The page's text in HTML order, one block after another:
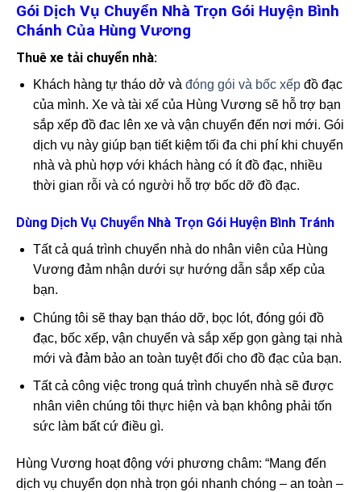
Gói Dịch Vụ Chuyển Nhà Trọn Gói Huyện Bình
Chánh Của Hùng Vương
Thuê xe tải chuyển nhà:
Khách hàng tự tháo dở và đóng gói và bốc xếpđồ đạc
của mình. Xe và tài xế của Hùng Vương sẽ hỗ trợ bạn
sắp xếp đồ đac lên xe và vận chuyển đến nơi mới. Gói
dịch vụ này giúp bạn tiết kiệm tối đa chi phí khi chuyển
nhà và phù hợp với khách hàng có ít đồ đạc, nhiều
thời gian rỗi và có người hỗ trợ bốc dỡ đồ đạc.
Dùng Dịch Vụ Chuyển Nhà Trọn Gói Huyện Bình Tránh
Tất cả quá trình chuyển nhà do nhân viên của Hùng
Vương đảm nhận dưới sự hướng dẫn sắp xếp của
bạn.
Chúng tôi sẽ thay bạn tháo dỡ, bọc lót, đóng gói đồ
đạc, bốc xếp, vận chuyển và sắp xếp gọn gàng tại nhà
mới và đảm bảo an toàn tuyệt đối cho đồ đạc của bạn.
Tất cả công việc trong quá trình chuyển nhà sẽ được
nhân viên chúng tôi thực hiện và bạn không phải tốn
sức làm bất cứ điều gì.
Hùng Vương hoạt động với phương châm: “Mang đến
dịch vụ chuyển dọn nhà trọn gói nhanh chóng – an toàn –